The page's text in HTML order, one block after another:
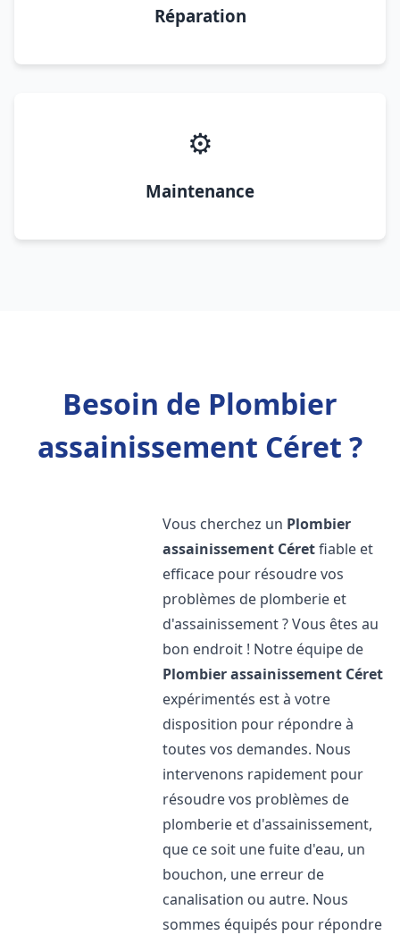
Réparation
⚙️
Maintenance
Besoin de Plombier
assainissement Céret ?
Vous cherchez un Plombier
assainissement Céretfiable et
efficace pour résoudre vos
problèmes de plomberie et
d'assainissement ? Vous êtes au
bon endroit ! Notre équipe de
Plombier assainissement Céret
expérimentés est à votre
disposition pour répondre à
toutes vos demandes. Nous
intervenons rapidement pour
résoudre vos problèmes de
plomberie et d'assainissement,
que ce soit une fuite d'eau, un
bouchon, une erreur de
canalisation ou autre. Nous
sommes équipés pour répondre